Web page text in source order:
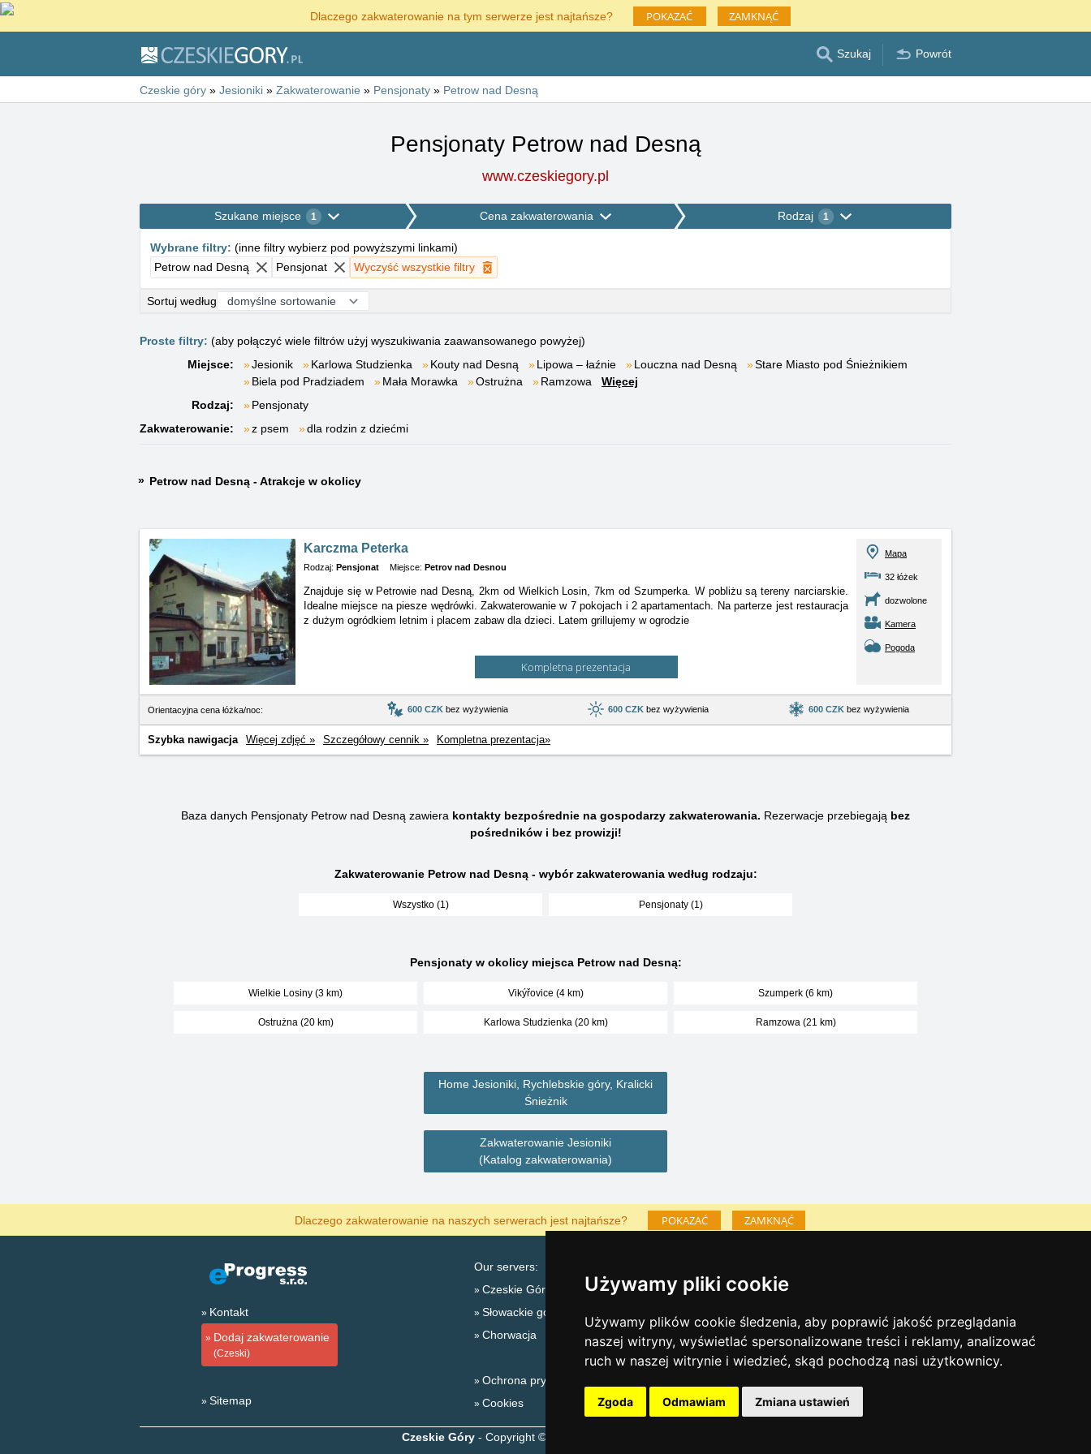
Używamy pliki cookie
Używamy plików cookie śledzenia, aby poprawić jakość przeglądania
naszej witryny, wyświetlać spersonalizowane treści i reklamy, analizować
ruch w naszej witrynie i wiedzieć, skąd pochodzą nasi użytkownicy.
Zgoda Odmawiam Zmiana ustawień
Dlaczego zakwaterowanie na tym serwerze jest najtańsze? POKAZAĆ ZAMKNĄĆ
Szukaj Powrót
Czeskie góry » Jesioniki » Zakwaterowanie » Pensjonaty » Petrow nad Desną
Pensjonaty Petrow nad Desną
www.czeskiegory.pl
Szukane miejsce 1 Cena zakwaterowania Rodzaj 1
Wybrane filtry: (inne filtry wybierz pod powyższymi linkami)
Petrow nad Desną
Pensjonat Wyczyść wszystkie filtry
Sortuj według
Proste filtry: (aby połączyć wiele filtrów użyj wyszukiwania zaawansowanego powyżej)
Miejsce:
Jesionik Karlowa Studzienka Kouty nad Desną Lipowa – łaźnie Louczna nad Desną
Stare Miasto pod Śnieżnikiem
Biela pod Pradziadem
Mała Morawka Ostrużna Ramzowa
Więcej
Rodzaj:
Pensjonaty
Zakwaterowanie:
z psem dla rodzin z dziećmi
Petrow nad Desną - Atrakcje w okolicy
Karczma Peterka
Rodzaj: Pensjonat Miejsce: Petrov nad Desnou
Znajduje się w Petrowie nad Desną, 2km od Wielkich Losin, 7km od Szumperka. W pobliżu są tereny narciarskie.
Idealnemiejsce na piesze wędrówki. Zakwaterowanie w 7 pokojach i 2 apartamentach. Na parterze jest restauracja
z dużym ogródkiem letnim i placem zabaw dla dzieci. Latem grillujemy w ogrodzie
Kompletna prezentacja
Mapa
32 łóżek
dozwolone
Kamera
Pogoda
Orientacyjna cena łóżka/noc: 600 CZK bez wyżywienia 600 CZK bez wyżywienia 600 CZK bez wyżywienia
Szybka nawigacja Więcej zdjęć » Szczegółowy cennik » Kompletna prezentacja»
Baza danych Pensjonaty Petrow nad Desną zawiera kontakty bezpośrednie na gospodarzy zakwaterowania. Rezerwacje przebiegają bez
pośredników i bez prowizji!
Zakwaterowanie Petrow nad Desną - wybór zakwaterowania według rodzaju:
Wszystko (1) Pensjonaty (1)
Pensjonaty w okolicy miejsca Petrow nad Desną:
Wielkie Losiny (3 km) Vikýřovice (4 km) Szumperk (6 km)
Ostrużna (20 km) Karlowa Studzienka (20 km) Ramzowa (21 km)
Home Jesioniki, Rychlebskie góry, Kralicki
Śnieżnik
Zakwaterowanie Jesioniki
(Katalog zakwaterowania)
Dlaczego zakwaterowanie na naszych serwerach jest najtańsze? POKAZAĆ ZAMKNĄĆ
Kontakt
Dodaj zakwaterowanie
(Czeski)
Sitemap
Our servers:
Czeskie Góry
Słowackie góry
Chorwacja
Ochrona prywatności
Cookies
Lastminute Jesioniki
Sylwester Jesioniki
Sylwester w górach 2025/26
Naturalne kąpieliska
Czeskie Góry- Copyright © 1999-2026